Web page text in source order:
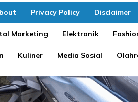
Privacy Policy Disclaimer
Marketing Elektronik
Kuliner Media Sosial